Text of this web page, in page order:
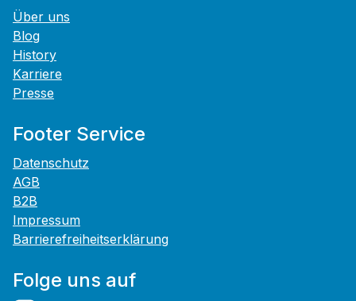
Über uns
Blog
History
Karriere
Presse
Footer Service
Datenschutz
AGB
B2B
Impressum
Barrierefreiheitserklärung
Folge uns auf